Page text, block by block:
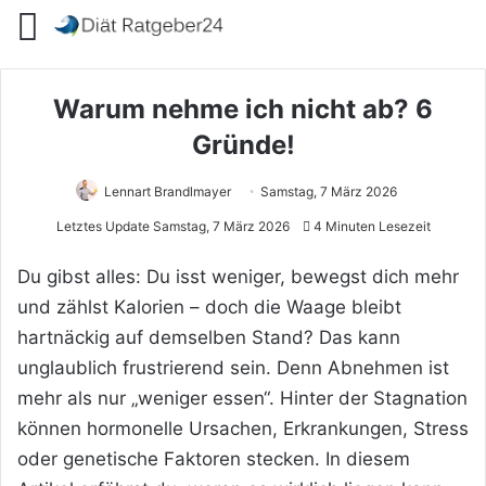
Menü
Warum nehme ich nicht ab? 6
Gründe!
Lennart Brandlmayer Samstag, 7 März 2026
Letztes Update Samstag, 7 März 2026 4 Minuten Lesezeit
Du gibst alles: Du isst weniger, bewegst dich mehr
und zählst Kalorien – doch die Waage bleibt
hartnäckig auf demselben Stand? Das kann
unglaublich frustrierend sein. Denn Abnehmen ist
mehr als nur „weniger essen“. Hinter der Stagnation
können hormonelle Ursachen, Erkrankungen, Stress
oder genetische Faktoren stecken. In diesem